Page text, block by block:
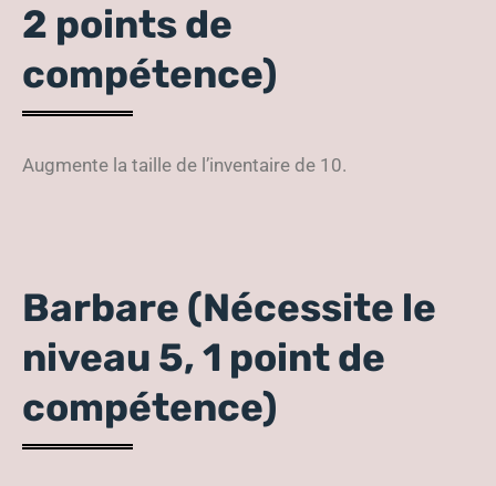
2 points de
compétence)
Augmente la taille de l’inventaire de 10.
Barbare (Nécessite le
niveau 5, 1 point de
compétence)